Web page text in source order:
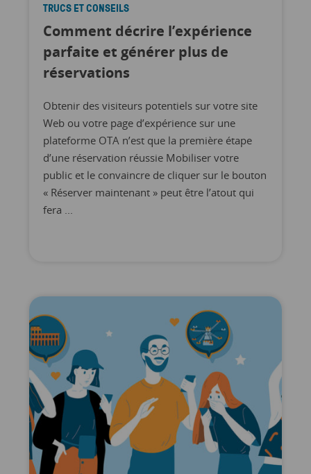
TRUCS ET CONSEILS
Comment décrire l’expérience
parfaite et générer plus de
réservations
Obtenir des visiteurs potentiels sur votre site
Web ou votre page d’expérience sur une
plateforme OTA n’est que la première étape
d’une réservation réussie Mobiliser votre
public et le convaincre de cliquer sur le bouton
« Réserver maintenant » peut être l’atout qui
fera ...